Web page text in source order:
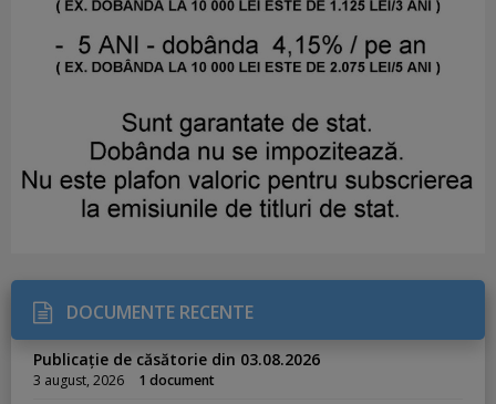
DOCUMENTE RECENTE
Publicație de căsătorie din 03.08.2026
3 august, 2026 1 document